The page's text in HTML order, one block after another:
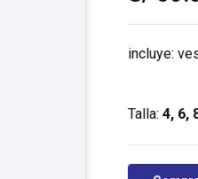
incluye:
Talla: 4, 6,